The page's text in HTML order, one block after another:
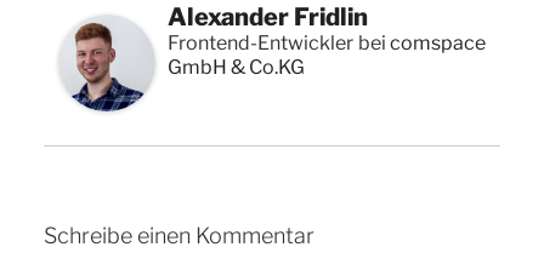
Alexander Fridlin
Frontend-Entwickler bei comspace
GmbH & Co.KG
Schreibe einen Kommentar